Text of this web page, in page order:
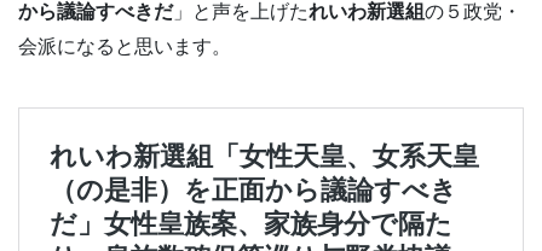
から議論すべきだ」と声を上げたれいわ新選組の５政党・
会派になると思います。